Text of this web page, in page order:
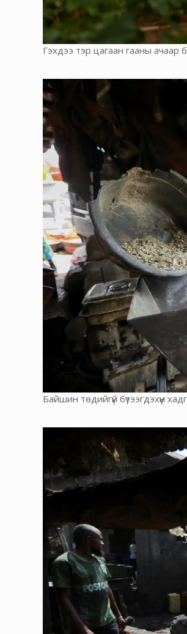
Гэхдээ тэр цагаан гааны
Байшин төдийгүй бүтээгдэхүүн